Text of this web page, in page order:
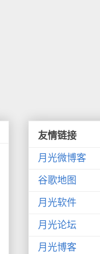
友情链接
月光微博客
谷歌地图
月光软件
月光论坛
月光博客